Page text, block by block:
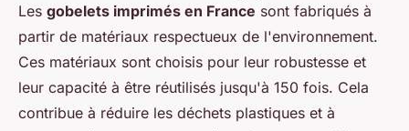
Les gobelets imprimés en France sont fabriqués à
partir de matériaux respectueux de l'environnement.
Ces matériaux sont choisis pour leur robustesse et
leur capacité à être réutilisés jusqu'à 150 fois. Cela
contribue à réduire les déchets plastiques et à